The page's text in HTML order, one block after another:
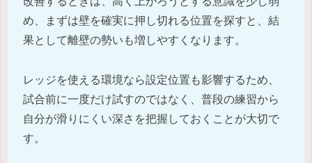
め、まずは壁を確実に押し切れる位置を探すと、結
果として離壁の勢いも増しやすくなります。
レッジを使える環境なら設定位置も影響するため、
試合前に一度だけ試すのではなく、普段の練習から
自分が滑りにくい深さを把握しておくことが大切で
す。